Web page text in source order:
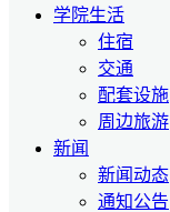
学院生活
住宿
交通
配套设施
周边旅游
新闻
新闻动态
通知公告